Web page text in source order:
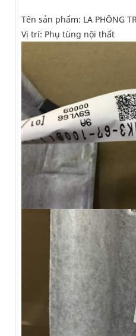
Tên sản phẩm: LA PHÔNG
Vị trí: Phụ tùng nội thất